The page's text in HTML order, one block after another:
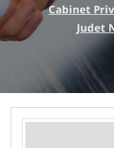
Cabinet
Judet